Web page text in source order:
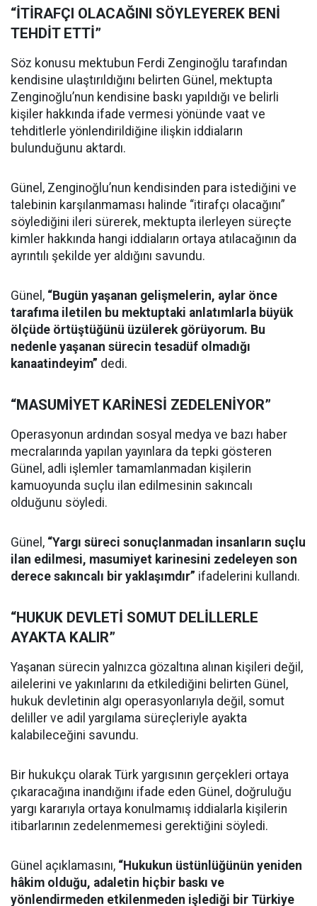
“İTİRAFÇI OLACAĞINI SÖYLEYEREK BENİ
TEHDİT ETTİ”
Söz konusu mektubun Ferdi Zenginoğlu tarafından
kendisine ulaştırıldığını belirten Günel, mektupta
Zenginoğlu’nun kendisine baskı yapıldığı ve belirli
kişiler hakkında ifade vermesi yönünde vaat ve
tehditlerle yönlendirildiğine ilişkin iddiaların
bulunduğunu aktardı.
Günel, Zenginoğlu’nun kendisinden para istediğini ve
talebinin karşılanmaması halinde “itirafçı olacağını”
söylediğini ileri sürerek, mektupta ilerleyen süreçte
kimler hakkında hangi iddiaların ortaya atılacağının da
ayrıntılı şekilde yer aldığını savundu.
Günel, “Bugün yaşanan gelişmelerin, aylar önce
tarafıma iletilen bu mektuptaki anlatımlarla büyük
ölçüde örtüştüğünü üzülerek görüyorum. Bu
nedenle yaşanan sürecin tesadüf olmadığı
kanaatindeyim” dedi.
“MASUMİYET KARİNESİ ZEDELENİYOR”
Operasyonun ardından sosyal medya ve bazı haber
mecralarında yapılan yayınlara da tepki gösteren
Günel, adli işlemler tamamlanmadan kişilerin
kamuoyunda suçlu ilan edilmesinin sakıncalı
olduğunu söyledi.
Günel, “Yargı süreci sonuçlanmadan insanların suçlu
ilan edilmesi, masumiyet karinesini zedeleyen son
derece sakıncalı bir yaklaşımdır” ifadelerini kullandı.
“HUKUK DEVLETİ SOMUT DELİLLERLE
AYAKTA KALIR”
Yaşanan sürecin yalnızca gözaltına alınan kişileri değil,
ailelerini ve yakınlarını da etkilediğini belirten Günel,
hukuk devletinin algı operasyonlarıyla değil, somut
deliller ve adil yargılama süreçleriyle ayakta
kalabileceğini savundu.
Bir hukukçu olarak Türk yargısının gerçekleri ortaya
çıkaracağına inandığını ifade eden Günel, doğruluğu
yargı kararıyla ortaya konulmamış iddialarla kişilerin
itibarlarının zedelenmemesi gerektiğini söyledi.
Günel açıklamasını, “Hukukun üstünlüğünün yeniden
hâkim olduğu, adaletin hiçbir baskı ve
yönlendirmeden etkilenmeden işlediği bir Türkiye